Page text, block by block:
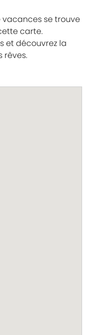
se trouve
carte.
et découvrez la
rêves.